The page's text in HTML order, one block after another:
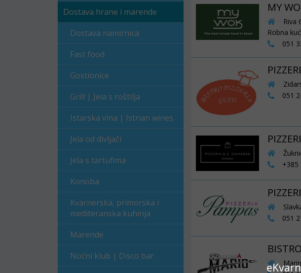
Dostava hrane i marende
Dostava namirnica
Fast food
Gostionice
Grill | Jela s roštilja
Istarska vina | Istrian wines
Jela od divljači
Jela s tartufima
Konoba
Kvarnerska, primorska i
mediteranska kuhinja
Marende
Noćni klub | Disco bar
MY
Riva
Robna
051
051
+385
051